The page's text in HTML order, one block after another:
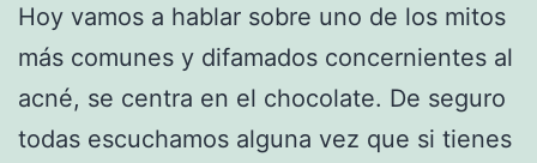
Hoy vamos a hablar sobre uno de los mitos
más comunes y difamados concernientes al
acné, se centra en el chocolate. De seguro
todas escuchamos alguna vez que si tienes